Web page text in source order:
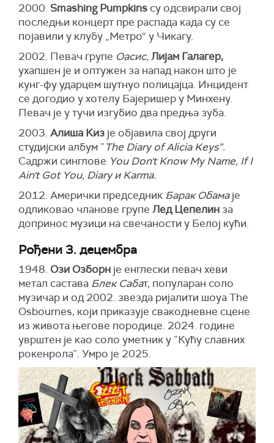
2000. Smashing Pumpkins су одсвирали свој
последњи концерт пре распада када су се
појавили у клубу „Метро“ у Чикагу.
2002. Певач групе Оасис, Лијам Галагер,
ухапшен је и оптужен за напад након што је
кунг-фу ударцем шутнуо полицајца. Инцидент
се догодио у хотелу Бајеришер у Минхену.
Певач је у тучи изгубио два предња зуба.
2003. Алиша Киз је објавила свој други
студијски албум ”The Diary of Alicia Keys”.
Садржи синглове You Don't Know My Name, If I
Ain't Got You, Diary и Karma.
2012. Амерички председник Барак Обамаје
одликовао чланове групе Лед Цепелин за
допринос музици на свечаности у Белој кући.
Рођени 3. децембра
1948. Ози Озборн је енглески певач хеви
метал састава Блек Сабат, популаран соло
музичар и од 2002. звезда ријалити шоуа The
Osbournes, који приказује свакодневне сцене
из живота његове породице. 2024. године
уврштен је као соло уметник у ”Кућу славних
рокенрола”. Умро је 2025.